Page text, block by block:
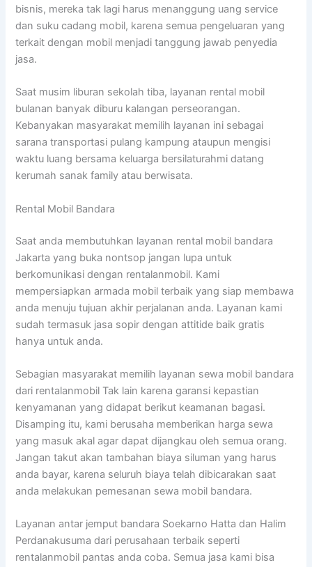
bisnis, mereka tak lagi harus menanggung uang service
dan suku cadang mobil, karena semua pengeluaran yang
terkait dengan mobil menjadi tanggung jawab penyedia
jasa.
Saat musim liburan sekolah tiba, layanan rental mobil
bulanan banyak diburu kalangan perseorangan.
Kebanyakan masyarakat memilih layanan ini sebagai
sarana transportasi pulang kampung ataupun mengisi
waktu luang bersama keluarga bersilaturahmi datang
kerumah sanak family atau berwisata.
Rental Mobil Bandara
Saat anda membutuhkan layanan rental mobil bandara
Jakarta yang buka nontsop jangan lupa untuk
berkomunikasi dengan rentalanmobil. Kami
mempersiapkan armada mobil terbaik yang siap membawa
anda menuju tujuan akhir perjalanan anda. Layanan kami
sudah termasuk jasa sopir dengan attitide baik gratis
hanya untuk anda.
Sebagian masyarakat memilih layanan sewa mobil bandara
dari rentalanmobil Tak lain karena garansi kepastian
kenyamanan yang didapat berikut keamanan bagasi.
Disamping itu, kami berusaha memberikan harga sewa
yang masuk akal agar dapat dijangkau oleh semua orang.
Jangan takut akan tambahan biaya siluman yang harus
anda bayar, karena seluruh biaya telah dibicarakan saat
anda melakukan pemesanan sewa mobil bandara.
Layanan antar jemput bandara Soekarno Hatta dan Halim
Perdanakusuma dari perusahaan terbaik seperti
rentalanmobil pantas anda coba. Semua jasa kami bisa